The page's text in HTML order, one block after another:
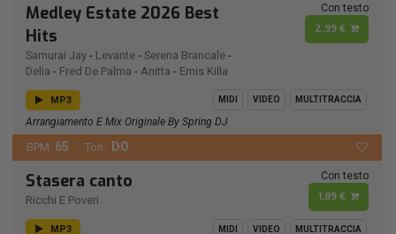
Medley Estate 2026 Best
Hits
Samurai Jay - Levante - Serena Brancale -
Delia - Fred De Palma - Anitta - Emis Killa
Con testo
2,99 €
MP3 MIDI VIDEO MULTITRACCIA
Arrangiamento E Mix Originale By Spring DJ
BPM: 65 Ton.: DO
Stasera canto
Ricchi E Poveri
Con testo
1,89 €
MP3 MIDI VIDEO MULTITRACCIA